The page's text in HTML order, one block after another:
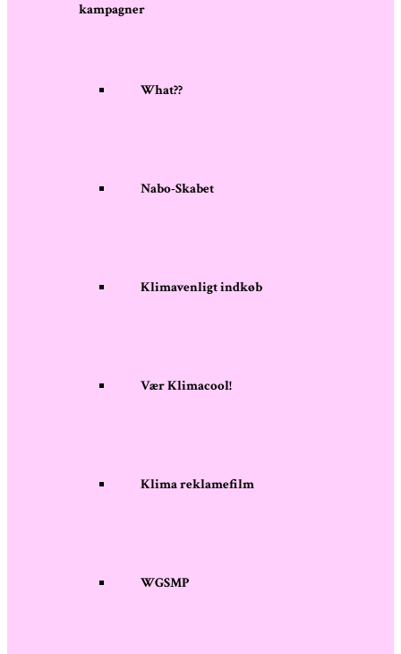
kampagner
What??
Nabo-Skabet
Klimavenligt indkøb
Vær Klimacool!
Klima reklamefilm
WGSMP